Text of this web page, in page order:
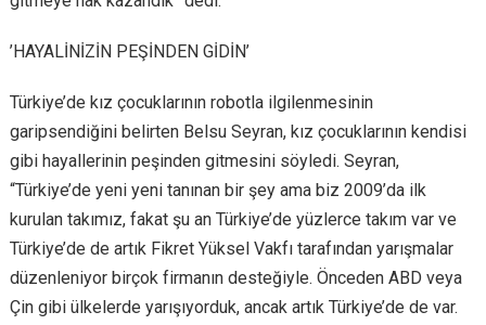
’HAYALİNİZİN PEŞİNDEN GİDİN’
Türkiye’de kız çocuklarının robotla ilgilenmesinin
garipsendiğini belirten Belsu Seyran, kız çocuklarının kendisi
gibi hayallerinin peşinden gitmesini söyledi. Seyran,
“Türkiye’de yeni yeni tanınan bir şey ama biz 2009’da ilk
kurulan takımız, fakat şu an Türkiye’de yüzlerce takım var ve
Türkiye’de de artık Fikret Yüksel Vakfı tarafından yarışmalar
düzenleniyor birçok firmanın desteğiyle. Önceden ABD veya
Çin gibi ülkelerde yarışıyorduk, ancak artık Türkiye’de de var.